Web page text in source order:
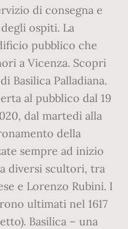
di consegna e
ospiti. La
pubblico che
a Vicenza. Scopri
Basilica Palladiana.
al pubblico dal 19
dal martedì alla
della
sempre ad inizio
diversi scultori, tra
e Lorenzo Rubini. I
ultimati nel 1617
Basilica – una